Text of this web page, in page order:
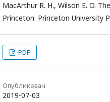
MacArthur R. H., Wilson E. O.
Princeton: Princeton University
PDF
Опубликован
2019-07-03